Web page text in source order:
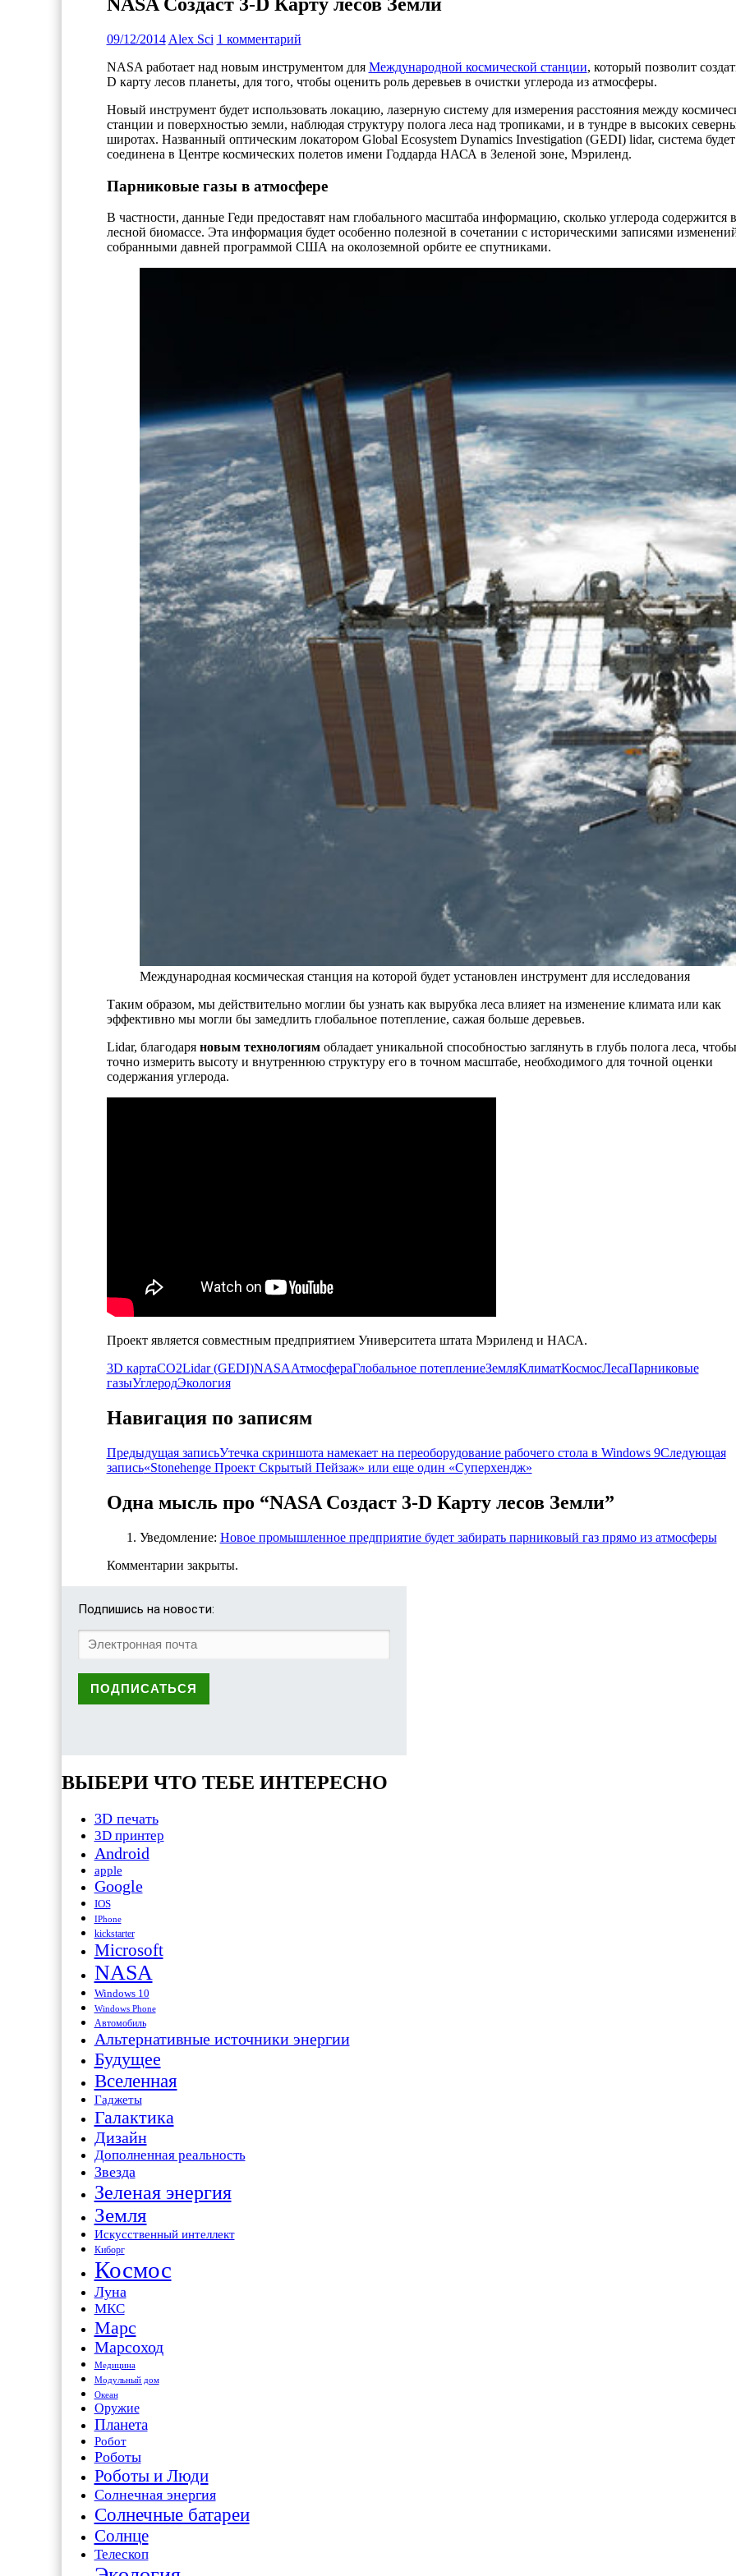
09/12/2014 Alex Sci 1 комментарий
NASA работает над новым инструментом для Международной космической станции, который позволит
D карту лесов планеты, для того, чтобы оценить роль деревьев в очистки углерода из атмосферы.
Новый инструмент будет использовать локацию, лазерную систему для измерения расстояния между
станции и поверхностью земли, наблюдая структуру полога леса над тропиками, и в тундре в высоких
широтах. Названный оптическим локатором Global Ecosystem Dynamics Investigation (GEDI) lidar, система будет
соединена в Центре космических полетов имени Годдарда НАСА в Зеленой зоне, Мэриленд.
Парниковые газы в атмосфере
В частности, данные Геди предоставят нам глобального масштаба информацию, сколько углерода содержится в
лесной биомассе. Эта информация будет особенно полезной в сочетании с историческими записями
собранными давней программой США на околоземной орбите ее спутниками.
Международная космическая станция на которой будет установлен инструмент для исследования
Таким образом, мы действительно моглии бы узнать как вырубка леса влияет на изменение климата или как
эффективно мы могли бы замедлить глобальное потепление, сажая больше деревьев.
Lidar, благодаря новым технологиямобладает уникальной способностью заглянуть в глубь полога леса, чтобы
точно измерить высоту и внутреннюю структуру его в точном масштабе, необходимого для точной оценки
содержания углерода.
Проект является совместным предприятием Университета штата Мэриленд и НАСА.
3D картаCO2Lidar (GEDI)NASAАтмосфераГлобальное потеплениеЗемляКлиматКосмосЛесаПарниковые
газыУглеродЭкология
Навигация по записям
Предыдущая записьУтечка скриншота намекает на переоборудование рабочего стола в Windows 9Следующая
запись«Stonehenge Проект Скрытый Пейзаж» или еще один «Суперхендж»
Одна мысль про “NASA Создаст 3-D Карту лесов Земли”
Уведомление: Новое промышленное предприятие будет забирать парниковый газ прямо из атмосферы
Комментарии закрыты.
Подпишись на новости:
ВЫБЕРИ ЧТО ТЕБЕ ИНТЕРЕСНО
3D печать
3D принтер
Android
apple
Google
IOS
IPhone
kickstarter
Microsoft
NASA
Windows 10
Windows Phone
Автомобиль
Альтернативные источники энергии
Будущее
Вселенная
Гаджеты
Галактика
Дизайн
Дополненная реальность
Звезда
Зеленая энергия
Земля
Искусственный интеллект
Киборг
Космос
Луна
МКС
Марс
Марсоход
Медицина
Модульный дом
Океан
Оружие
Планета
Робот
Роботы
Роботы и Люди
Солнечная энергия
Солнечные батареи
Солнце
Телескоп